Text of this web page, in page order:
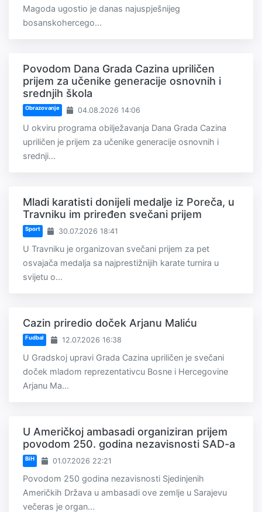
Magoda ugostio je danas najuspješnijeg
bosanskohercego...
Povodom Dana Grada Cazina upriličen
prijem za učenike generacije osnovnih i
srednjih škola
Obrazovanje 04.08.2026 14:06
U okviru programa obilježavanja Dana Grada Cazina
upriličen je prijem za učenike generacije osnovnih i
srednji...
Mladi karatisti donijeli medalje iz Poreča, u
Travniku im priređen svečani prijem
Sport 30.07.2026 18:41
U Travniku je organizovan svečani prijem za pet
osvajača medalja sa najprestižnijih karate turnira u
svijetu o...
Cazin priredio doček Arjanu Maliću
Fudbal 12.07.2026 16:38
U Gradskoj upravi Grada Cazina upriličen je svečani
doček mladom reprezentativcu Bosne i Hercegovine
Arjanu Ma...
U Američkoj ambasadi organiziran prijem
povodom 250. godina nezavisnosti SAD-a
BiH 01.07.2026 22:21
Povodom 250 godina nezavisnosti Sjedinjenih
Američkih Država u ambasadi ove zemlje u Sarajevu
večeras je organ...